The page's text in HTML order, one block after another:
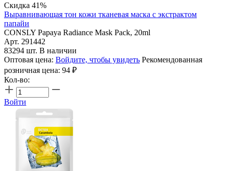
Скидка 41%
Выравнивающая тон кожи тканевая маска с экстрактом
папайи
CONSLY Papaya Radiance Mask Pack, 20ml
Арт. 291442
83294 шт. В наличии
Оптовая цена: Войдите, чтобы увидеть Рекомендованная
розничная цена: 94 ₽
Кол-во:
Войти